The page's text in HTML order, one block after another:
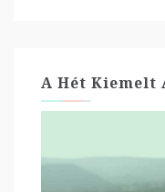
A Hét Kiemelt